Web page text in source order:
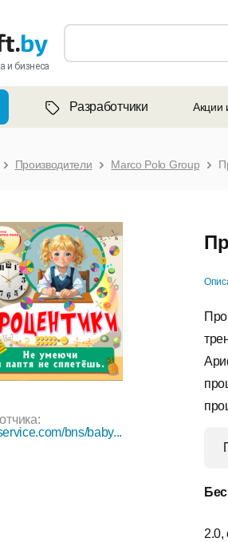
и бизнеса
Разработчики Акции
Производители Marco Polo Group
bns/baby...